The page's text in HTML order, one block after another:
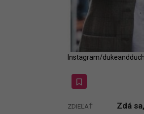
Instagram/
ZDIEĽAŤ
Zdá